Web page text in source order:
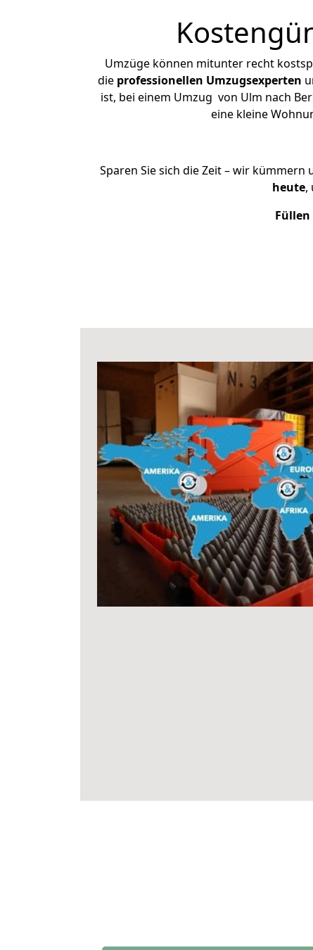
Umzüge können mitunter recht
die professionellen Umzugsexperten
ist, bei einem Umzug von Ulm nach
eine kleine
Sparen Sie sich die Zeit – wir
heute,